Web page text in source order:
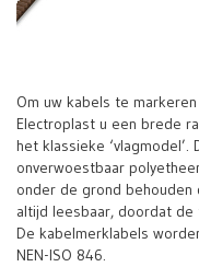
Om uw kabels te
Electroplast u een brede
het klassieke ‘vlagmodel’.
onverwoestbaar
onder de grond behouden
altijd leesbaar, doordat
De kabelmerklabels
NEN-ISO 846.